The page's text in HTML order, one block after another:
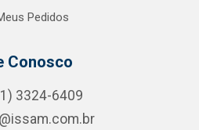
Pedidos
Conosco
3324-6409